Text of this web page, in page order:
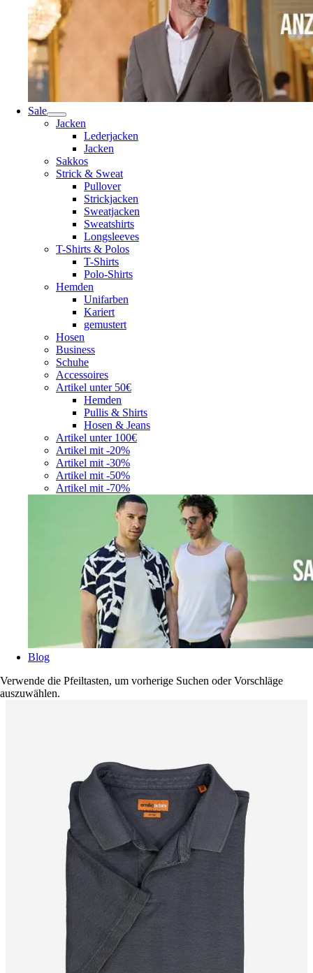
Sale
Jacken
Lederjacken
Jacken
Sakkos
Strick & Sweat
Pullover
Strickjacken
Sweatjacken
Sweatshirts
Longsleeves
T-Shirts & Polos
T-Shirts
Polo-Shirts
Hemden
Unifarben
Kariert
gemustert
Hosen
Business
Schuhe
Accessoires
Artikel unter 50€
Hemden
Pullis & Shirts
Hosen & Jeans
Artikel unter 100€
Artikel mit -20%
Artikel mit -30%
Artikel mit -50%
Artikel mit -70%
Blog
Verwende die Pfeiltasten, um vorherige Suchen oder Vorschläge
auszuwählen.